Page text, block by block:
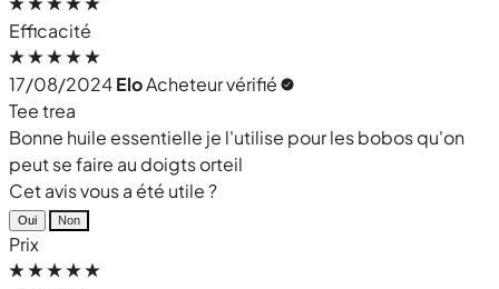
Efficacité
17/08/2024EloAcheteur vérifié
Tee trea
Bonne huile essentielle je l'utilise pour les bobos qu'on
peut se faire au doigts orteil
Cet avis vous a été utile ?
Oui Non
Prix